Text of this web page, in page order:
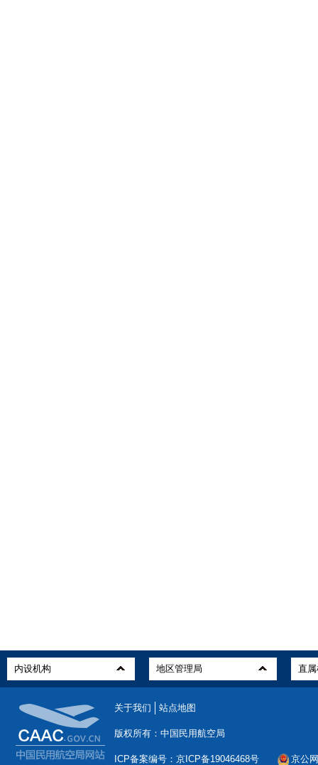
关于我们 站点地图
版权所有：中国民用航空局
ICP备案编号：京ICP备19046468号 京公